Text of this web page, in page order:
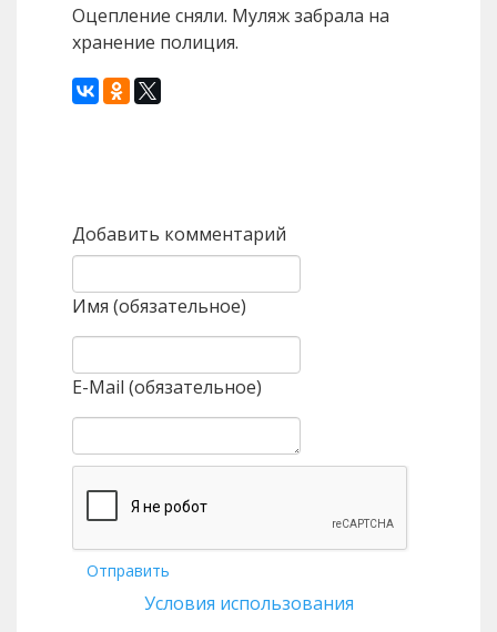
Оцепление сняли. Муляж забрала на
хранение полиция.
Добавить комментарий
Имя (обязательное)
E-Mail (обязательное)
Отправить
Условия использования